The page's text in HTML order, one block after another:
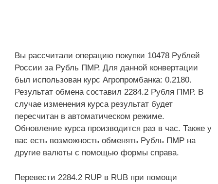
Вы рассчитали операцию покупки 10478 Рублей
России за Рубль ПМР. Для данной конвертации
был использован курс Агропромбанка: 0.2180.
Результат обмена составил 2284.2 Рубля ПМР. В
случае изменения курса результат будет
пересчитан в автоматическом режиме.
Обновление курса производится раз в час. Также у
вас есть возможность обменять Рубль ПМР на
другие валюты с помощью формы справа.
Перевести 2284.2 RUP в RUB при помощи